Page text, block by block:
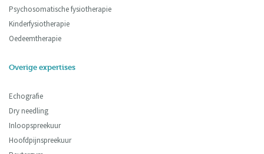
Psychosomatische fysiotherapie
Kinderfysiotherapie
Oedeemtherapie
Overige expertises
Echografie
Dry needling
Inloopspreekuur
Hoofdpijnspreekuur